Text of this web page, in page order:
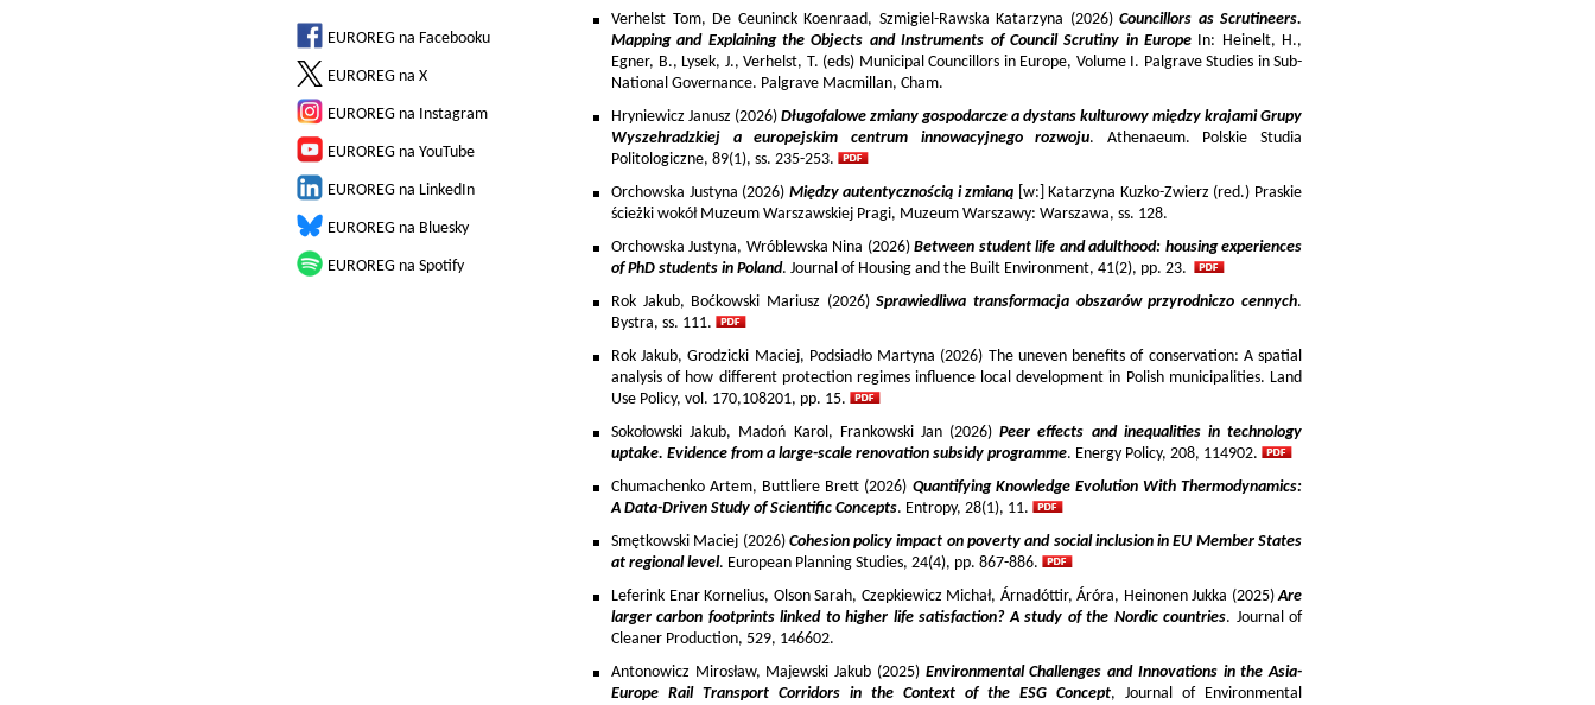
EUROREG na Facebooku
EUROREG na X
EUROREG na Instagram
EUROREG na YouTube
EUROREG na LinkedIn
EUROREG na Bluesky
EUROREG na Spotify
Verhelst Tom, De Ceuninck Koenraad, Szmigiel-Rawska Katarzyna (2026) Councillors as Scrutineers.
Mapping and Explaining the Objects and Instruments of Council Scrutiny in EuropeIn: Heinelt, H.,
Egner, B., Lysek, J., Verhelst, T. (eds) Municipal Councillors in Europe, Volume I. Palgrave Studies in Sub-
National Governance. Palgrave Macmillan, Cham.
Hryniewicz Janusz (2026) Długofalowe zmiany gospodarcze a dystans kulturowy między krajami Grupy
Wyszehradzkiej a europejskim centrum innowacyjnego rozwoju. Athenaeum. Polskie Studia
Politologiczne, 89(1), ss. 235-253.
Orchowska Justyna (2026) Między autentycznością i zmianą [w:] Katarzyna Kuzko-Zwierz (red.) Praskie
ścieżki wokół Muzeum Warszawskiej Pragi, Muzeum Warszawy: Warszawa, ss. 128.
Orchowska Justyna, Wróblewska Nina (2026)Between student life and adulthood: housing experiences
of PhD students in Poland. Journal of Housing and the Built Environment, 41(2), pp. 23.
Rok Jakub, Boćkowski Mariusz (2026)Sprawiedliwa transformacja obszarów przyrodniczo cennych.
Bystra, ss. 111.
Rok Jakub, Grodzicki Maciej, Podsiadło Martyna (2026) The uneven benefits of conservation: A spatial
analysis of how different protection regimes influence local development in Polish municipalities. Land
Use Policy, vol. 170,108201, pp. 15.
Sokołowski Jakub, Madoń Karol, Frankowski Jan (2026)Peer effects and inequalities in technology
uptake. Evidence from a large-scale renovation subsidy programme. Energy Policy, 208, 114902.
Chumachenko Artem, Buttliere Brett (2026) Quantifying Knowledge Evolution With Thermodynamics:
A Data-Driven Study of Scientific Concepts. Entropy, 28(1), 11.
Smętkowski Maciej (2026) Cohesion policy impact on poverty and social inclusion in EU Member States
at regional level. European Planning Studies, 24(4), pp. 867-886.
Leferink Enar Kornelius, Olson Sarah, Czepkiewicz Michał, Árnadóttir, Áróra, Heinonen Jukka (2025)Are
larger carbon footprints linked to higher life satisfaction? A study of the Nordic countries. Journal of
Cleaner Production, 529, 146602.
Antonowicz Mirosław, Majewski Jakub (2025) Environmental Challenges and Innovations in the Asia-
Europe Rail Transport Corridors in the Context of the ESG Concept, Journal of Environmental